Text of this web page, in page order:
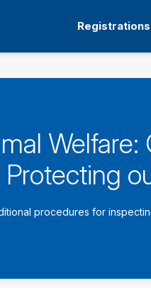
Registrations
Protecting
procedures for